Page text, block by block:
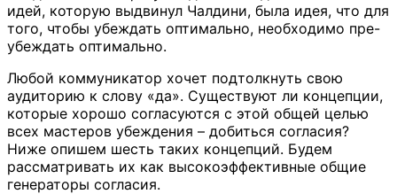
идей, которую выдвинул Чалдини, была идея, что для
того, чтобы убеждать оптимально, необходимо пре-
убеждать оптимально.
Любой коммуникатор хочет подтолкнуть свою
аудиторию к слову «да». Существуют ли концепции,
которые хорошо согласуются с этой общей целью
всех мастеров убеждения – добиться согласия?
Ниже опишем шесть таких концепций. Будем
рассматривать их как высокоэффективные общие
генераторы согласия.